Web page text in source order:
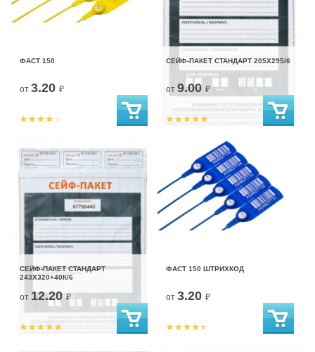
ФАСТ 150
от 3.20 ₽
СЕЙФ-ПАКЕТ СТАНДАРТ 205Х295/6
от 9.00 ₽
СЕЙФ-ПАКЕТ СТАНДАРТ
243Х320+40К/6
от 12.20₽
ФАСТ 150 ШТРИХКОД
от 3.20 ₽